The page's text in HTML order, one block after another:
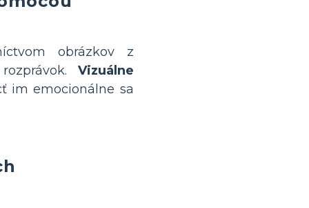
obrázkov z
Vizuálne
im emocionálne sa